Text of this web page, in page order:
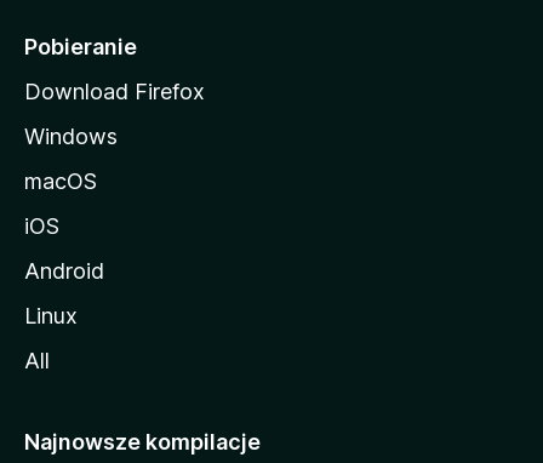
iPobieranie
Download Firefox
Windows
macOS
iOS
Android
Linux
All
Najnowsze kompilacje